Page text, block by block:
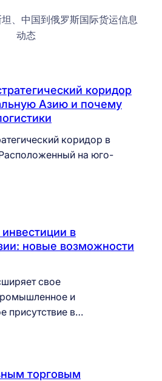
、中国到俄罗斯国际货运信息
动态
коридор
Азию и почему
коридор в
на юго-
в
новые возможности
свое
и
присутствие в…
торговым